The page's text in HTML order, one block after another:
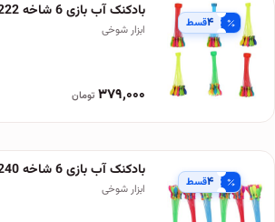
۴قسط
بادکنک آب بازی 6 شاخه 222 عددی
ابزار شوخی
۳۷۹٬۰۰۰ تومان
۴قسط
بادکنک آب بازی 6 شاخه 240 عددی
ابزار شوخی